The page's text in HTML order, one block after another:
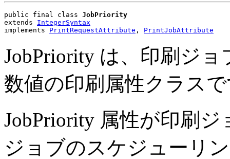
public final class JobPriority
extends IntegerSyntax
implements PrintRequestAttribute , PrintJobAttribute
JobPriority は、印刷ジ
数値の印刷属性クラス
JobPriority 属性が印刷
ジョブのスケジューリ